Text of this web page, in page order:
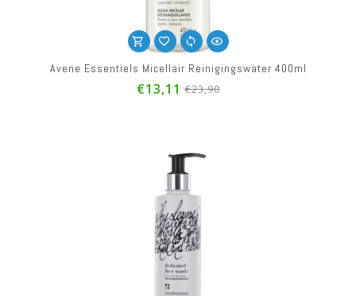
Avene Essentiels Micellair Reinigingswater 400ml
€13,11 €23,90